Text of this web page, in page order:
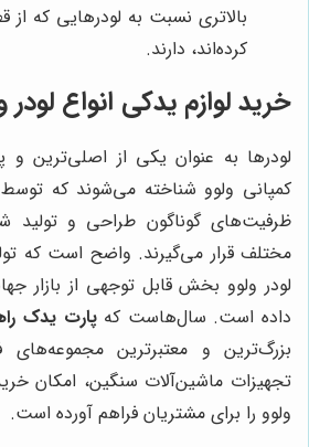
بالاتری نسبت به لودرهایی که از
کرده‌اند، دارند.
خرید لوازم یدکی انواع لودر
لودرها به عنوان یکی از اصلی‌ترین و
کمپانی ولوو شناخته می‌شوند که
ظرفیت‌های گوناگون طراحی و تولید
مختلف قرار می‌گیرند. واضح است که
لودر ولوو بخش قابل توجهی از بازار
داده است. سال‌هاست کهپارت یدک
بزرگ‌ترین و معتبرترین مجموعه‌های
تجهیزات ماشین‌آلات سنگین، امکان
ولوو را برای مشتریان فراهم آورده است.